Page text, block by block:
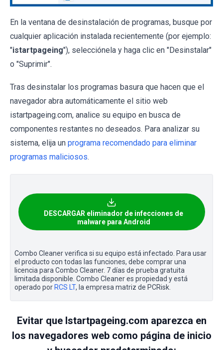
En la ventana de desinstalación de programas, busque por
cualquier aplicación instalada recientemente (por ejemplo:
"istartpageing"), selecciónela y haga clic en "Desinstalar"
o "Suprimir".
Tras desinstalar los programas basura que hacen que el
navegador abra automáticamente el sitio web
istartpageing.com, analice su equipo en busca de
componentes restantes no deseados. Para analizar su
sistema, elija un programa recomendado para eliminar
programas maliciosos.
DESCARGAR eliminador de infecciones de
malware para Android
Combo Cleaner verifica si su equipo está infectado. Para usar
el producto con todas las funciones, debe comprar una
licencia para Combo Cleaner. 7 días de prueba gratuita
limitada disponible. Combo Cleaner es propiedad y está
operado por RCS LT, la empresa matriz de PCRisk.
Evitar que Istartpageing.com aparezca en
los navegadores web como página de inicio